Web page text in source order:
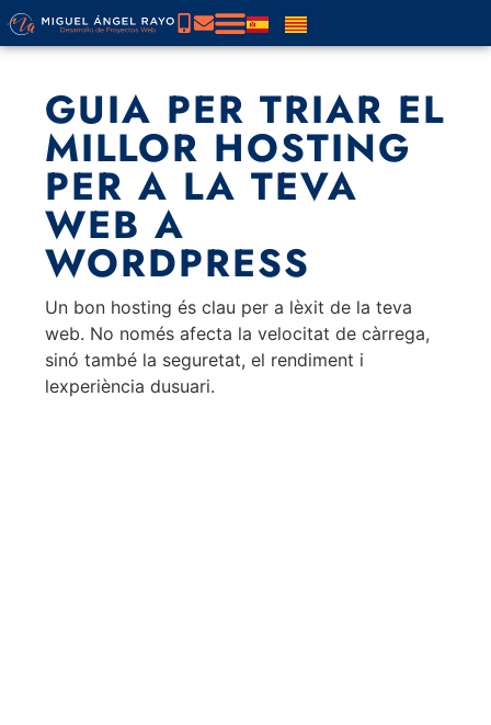
GUIA PER TRIAR EL
MILLOR HOSTING
PER A LA TEVA
WEB A
WORDPRESS
Un bon hosting és clau per a lèxit de la teva
web. No només afecta la velocitat de càrrega,
sinó també la seguretat, el rendiment i
lexperiència dusuari.